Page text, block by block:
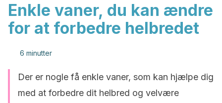
Enkle vaner, du kan ændre
for at forbedre helbredet
6 minutter
Der er nogle få enkle vaner, som kan hjælpe dig
med at forbedre dit helbred og velvære